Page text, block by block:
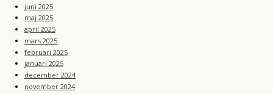
juni 2025
maj 2025
april 2025
mars 2025
februari 2025
januari 2025
december 2024
november 2024